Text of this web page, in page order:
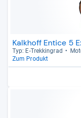
Kalkhoff Entice 5
Typ: E-​Trek­kin­grad
Zum Produkt